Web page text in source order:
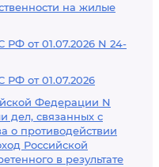
на жилые
от 01.07.2026 N 24-
от 01.07.2026
Федерации N
дел, связанных с
о противодействии
Российской
в результате